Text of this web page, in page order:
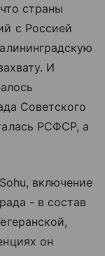
страны
с Россией
И
Советского
РСФСР, а
включение
- в состав
он